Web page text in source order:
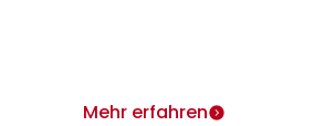
Mehr erfahren